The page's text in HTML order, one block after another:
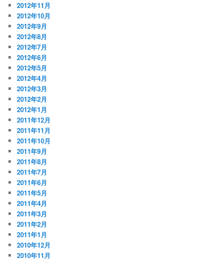
2012年11月
2012年10月
2012年9月
2012年8月
2012年7月
2012年6月
2012年5月
2012年4月
2012年3月
2012年2月
2012年1月
2011年12月
2011年11月
2011年10月
2011年9月
2011年8月
2011年7月
2011年6月
2011年5月
2011年4月
2011年3月
2011年2月
2011年1月
2010年12月
2010年11月